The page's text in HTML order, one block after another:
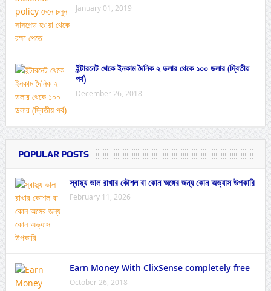
January 01, 2019
ইন্টারনেট থেকে ইনকাম দৈনিক ২ ডলার থেকে ১০০ ডলার (দ্বিতীয়
পর্ব)
December 26, 2018
POPULAR POSTS
স্বাস্থ্য ভাল রাখার কৌশল বা কোন অঙ্গের জন্য কোন অভ্যাস উপকারি
February 11, 2026
Earn Money With ClixSense completely free
October 26, 2018